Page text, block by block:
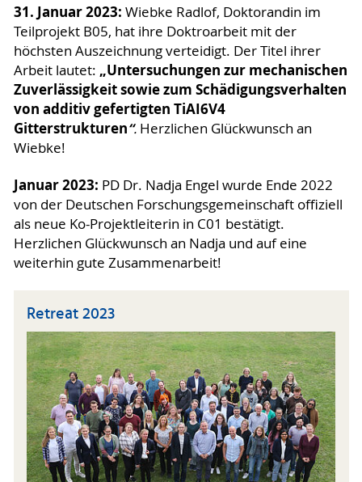
31. Januar 2023: Wiebke Radlof, Doktorandin im
Teilprojekt B05, hat ihre Doktroarbeit mit der
höchsten Auszeichnung verteidigt. Der Titel ihrer
Arbeit lautet: „Untersuchungen zur mechanischen
Zuverlässigkeit sowie zum Schädigungsverhalten
von additiv gefertigten TiAI6V4
Gitterstrukturen“. Herzlichen Glückwunsch an
Wiebke!
Januar 2023: PD Dr. Nadja Engel wurde Ende 2022
von der Deutschen Forschungsgemeinschaft offiziell
als neue Ko-Projektleiterin in C01 bestätigt.
Herzlichen Glückwunsch an Nadja und auf eine
weiterhin gute Zusammenarbeit!
Retreat 2023